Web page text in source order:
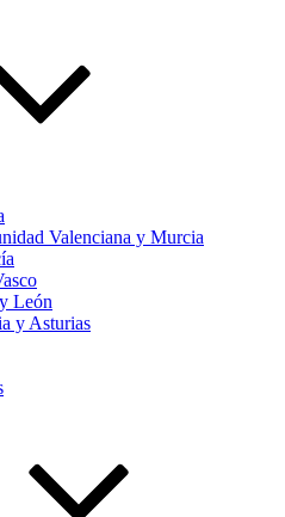
Valenciana y Murcia
León
y Asturias